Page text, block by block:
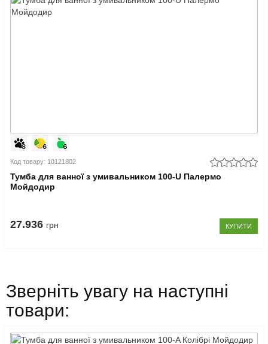
Код товару: 10121802
Тумба для ванної з умивальником 100-U Палермо
Мойдодир
27.936 грн КУПИТИ
Зверніть увагу на наступні
товари: